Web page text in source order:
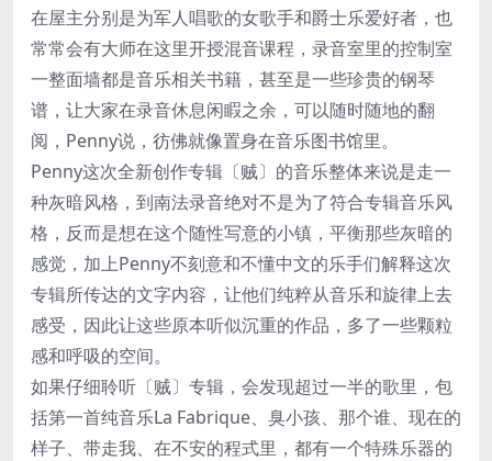
在屋主分别是为军人唱歌的女歌手和爵士乐爱好者，也
常常会有大师在这里开授混音课程，录音室里的控制室
一整面墙都是音乐相关书籍，甚至是一些珍贵的钢琴
谱，让大家在录音休息闲睱之余，可以随时随地的翻
阅，Penny说，彷佛就像置身在音乐图书馆里。
Penny这次全新创作专辑〔贼〕的音乐整体来说是走一
种灰暗风格，到南法录音绝对不是为了符合专辑音乐风
格，反而是想在这个随性写意的小镇，平衡那些灰暗的
感觉，加上Penny不刻意和不懂中文的乐手们解释这次
专辑所传达的文字内容，让他们纯粹从音乐和旋律上去
感受，因此让这些原本听似沉重的作品，多了一些颗粒
感和呼吸的空间。
如果仔细聆听〔贼〕专辑，会发现超过一半的歌里，包
括第一首纯音乐La Fabrique、臭小孩、那个谁、现在的
样子、带走我、在不安的程式里，都有一个特殊乐器的